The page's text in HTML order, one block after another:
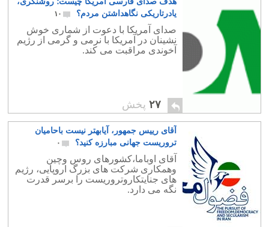
یادرتاریکی نگاهداشتن مردم؟
۱۰
صدای آمریکا با دعوت از شماری خوش
نشینان در آمریکا با نرمی و گرمی از رژیم
آخوندی مراقبت می کند.
۲۷ پخش
آقای رییس جمهور، آیابهتر نیست باحامیان
تروریست جهانی مبارزه کنید؟
۰
آقای اوباما،کشورهای روس وچین
وهمکاری شرکت های بزرگ اروپایی، رژیم
های جنایتکاروتروریست را برسر قدرت
نگه می دارد.